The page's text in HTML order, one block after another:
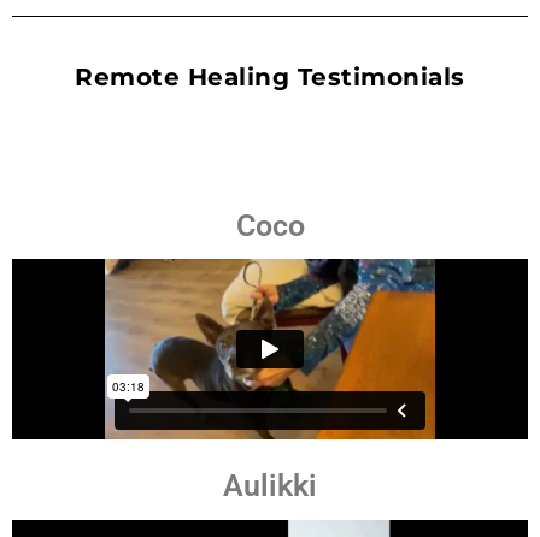
Remote Healing Testimonials
Coco
Aulikki